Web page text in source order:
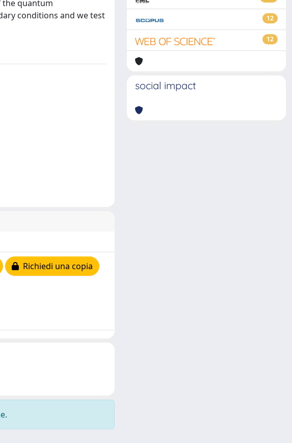
the quantum
conditions and we test
Richiedi una copia
12
12
social impact